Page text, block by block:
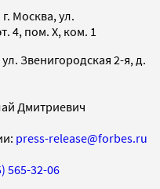
Москва, ул.
4, пом. X, ком. 1
Звенигородская 2-я, д.
Дмитриевич
press-release@forbes.ru
565-32-06